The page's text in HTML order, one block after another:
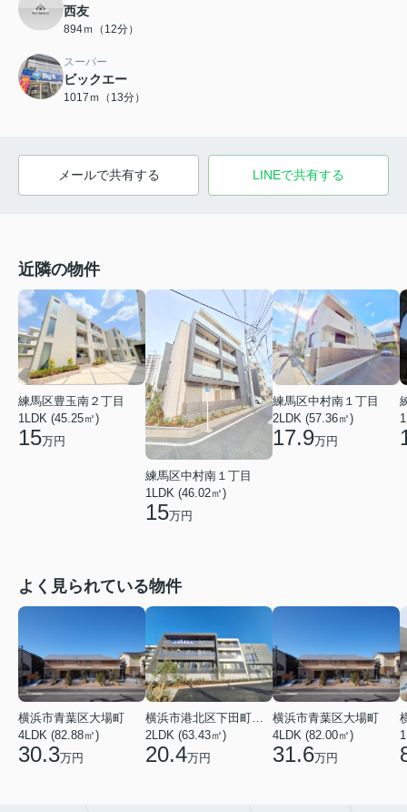
西友
894ｍ（12分）
スーパー
ビックエー
1017ｍ（13分）
メールで共有する LINEで共有する
近隣の物件
練馬区豊玉南２丁目
1LDK (45.25㎡)
15万円
練馬区中村南１丁目
1LDK (46.02㎡)
15万円
練馬区中村南１丁目
2LDK (57.36㎡)
17.9万円
よく見られている物件
横浜市青葉区大場町
4LDK (82.88㎡)
30.3万円
2LDK (63.43㎡)
20.4万円
横浜市青葉区大場町
4LDK (82.00㎡)
31.6万円